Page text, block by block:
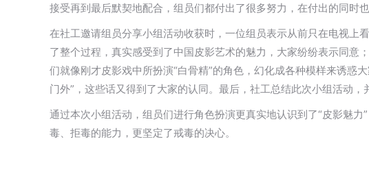
接受再到最后默契地配合，组员们都付出了很多努力，在付出的同时也
在社工邀请组员分享小组活动收获时，一位组员表示从前只在电视上
了整个过程，真实感受到了中国皮影艺术的魅力，大家纷纷表示同意
们就像刚才皮影戏中所扮演“白骨精”的角色，幻化成各种模样来诱惑
门外”，这些话又得到了大家的认同。最后，社工总结此次小组活动，
通过本次小组活动，组员们进行角色扮演更真实地认识到了“皮影魅
毒、拒毒的能力，更坚定了戒毒的决心。